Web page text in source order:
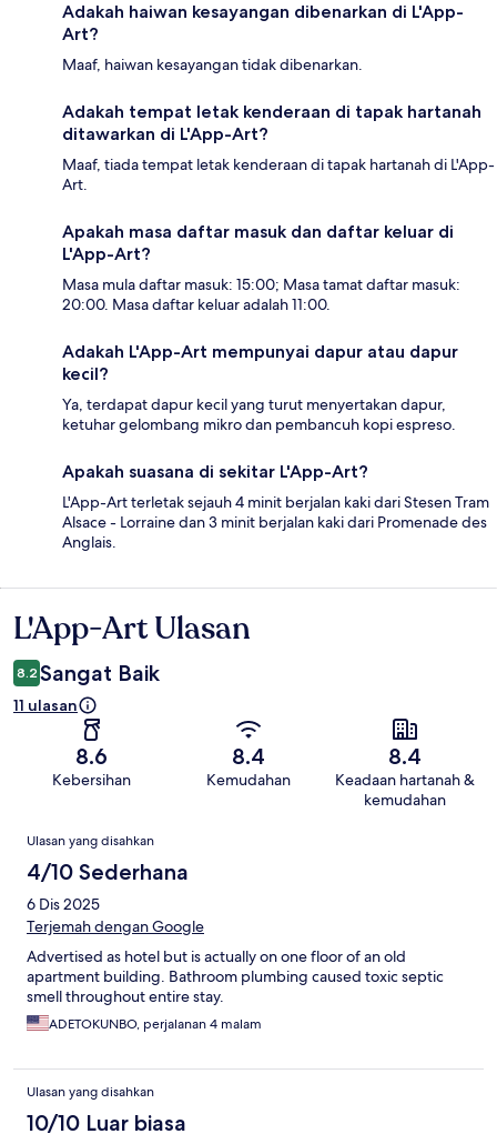
Adakah haiwan kesayangan dibenarkan di L'App-
Art?
Maaf, haiwan kesayangan tidak dibenarkan.
Adakah tempat letak kenderaan di tapak hartanah
ditawarkan di L'App-Art?
Maaf, tiada tempat letak kenderaan di tapak hartanah di L'App-
Art.
Apakah masa daftar masuk dan daftar keluar di
L'App-Art?
Masa mula daftar masuk: 15:00; Masa tamat daftar masuk:
20:00. Masa daftar keluar adalah 11:00.
Adakah L'App-Art mempunyai dapur atau dapur
kecil?
Ya, terdapat dapur kecil yang turut menyertakan dapur,
ketuhar gelombang mikro dan pembancuh kopi espreso.
Apakah suasana di sekitar L'App-Art?
L'App-Art terletak sejauh 4 minit berjalan kaki dari Stesen Tram
Alsace - Lorraine dan 3 minit berjalan kaki dari Promenade des
Anglais.
Ulasan
L'App-Art Ulasan
8.2 Sangat Baik
11 ulasan
8.6
Kebersihan
8.4
Kemudahan
8.4
Keadaan hartanah &
kemudahan
Ulasan
Ulasan yang disahkan
4/10 Sederhana
6 Dis 2025
Terjemah dengan Google
Advertised as hotel but is actually on one floor of an old
apartment building. Bathroom plumbing caused toxic septic
smell throughout entire stay.
ADETOKUNBO, perjalanan 4 malam
Ulasan yang disahkan
10/10 Luar biasa